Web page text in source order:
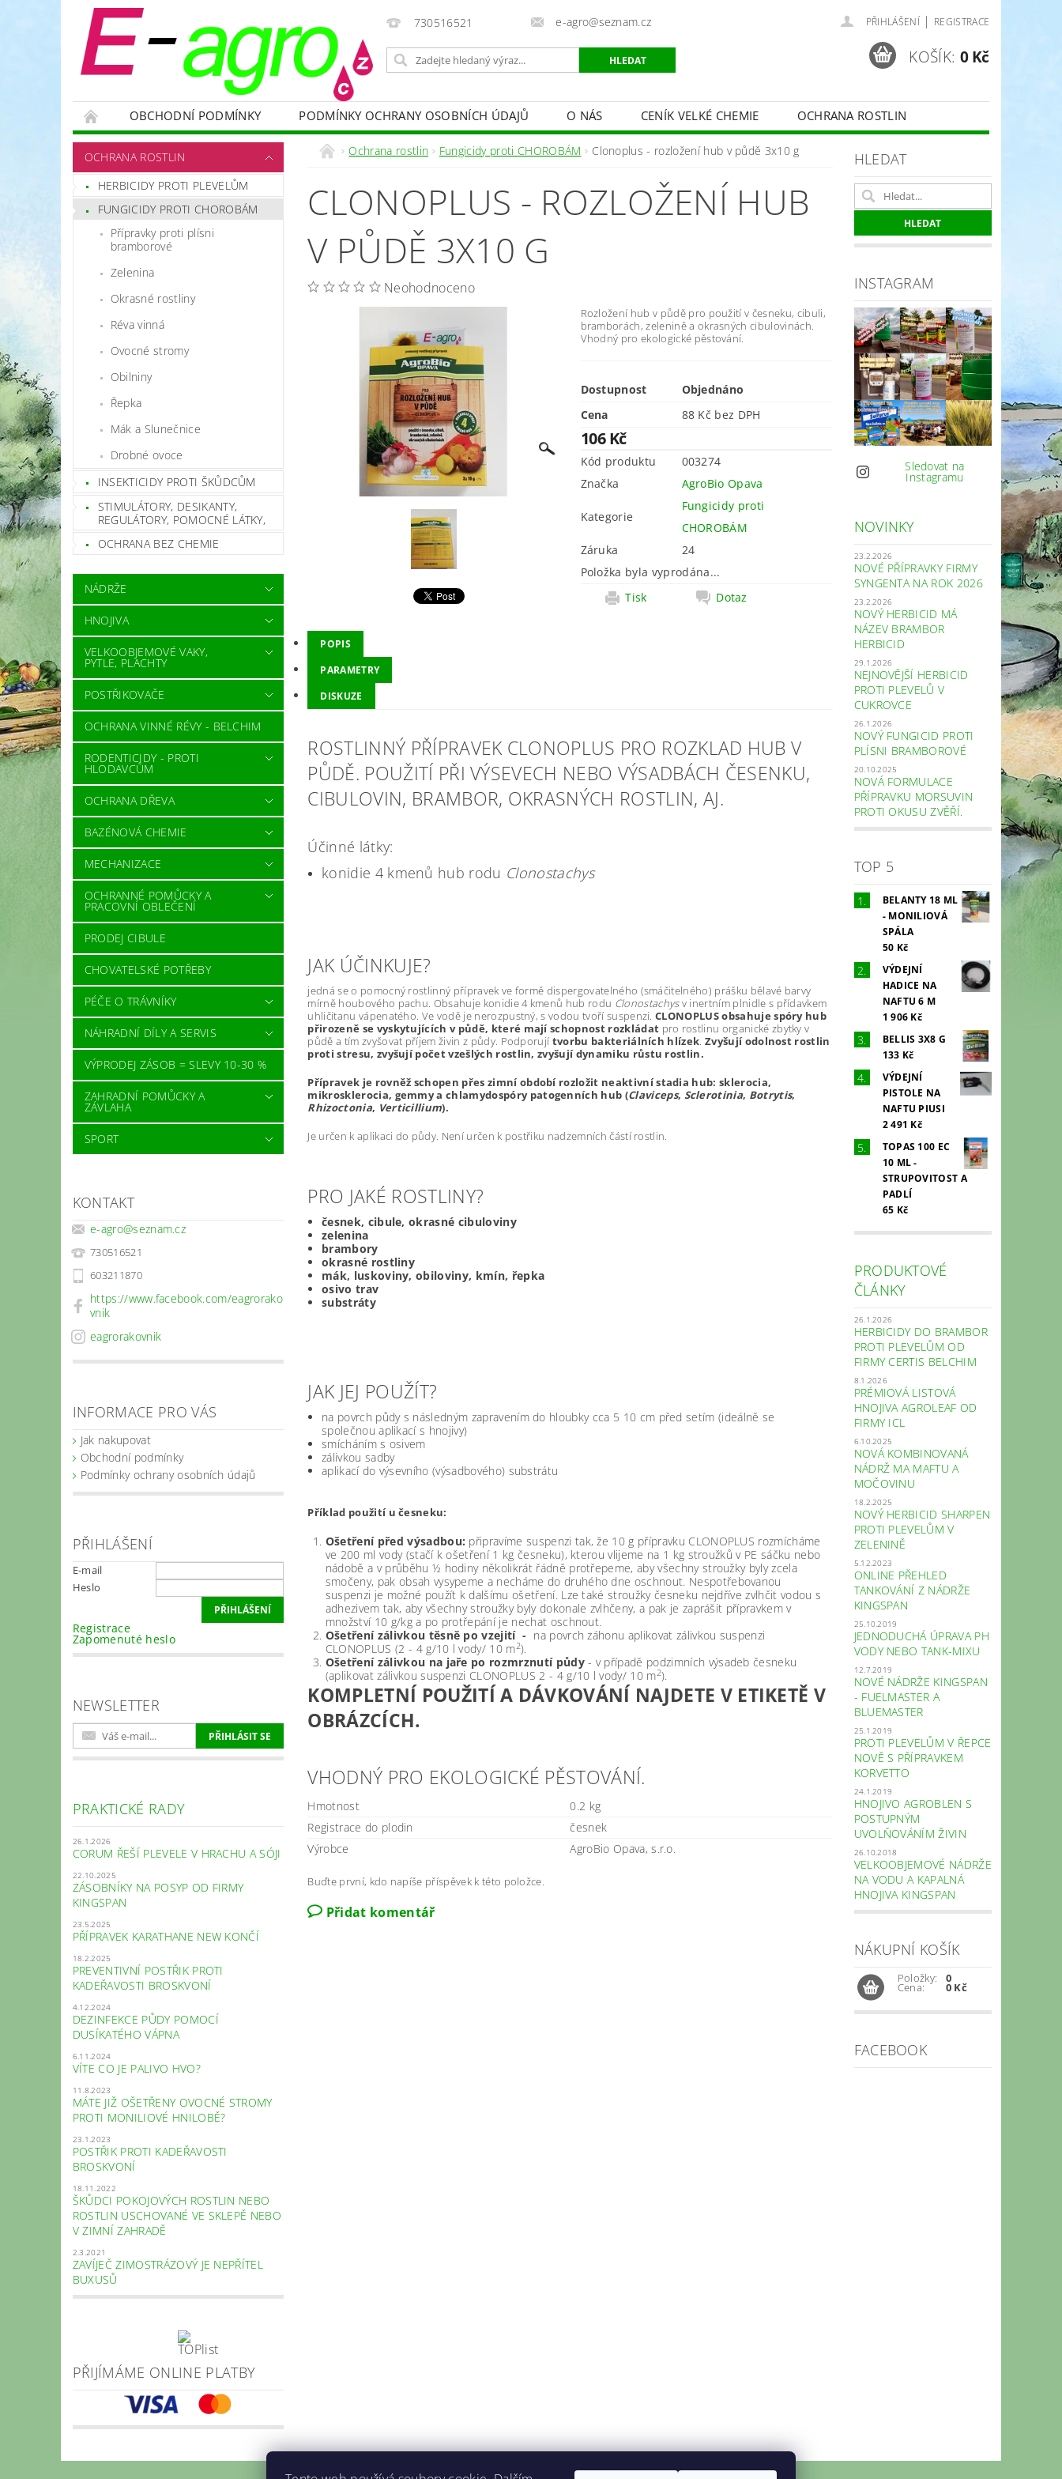
730516521 e-agro@seznam.cz PŘIHLÁŠENÍ | REGISTRACE
KOŠÍK: 0 Kč
OBCHODNÍ PODMÍNKY PODMÍNKY OCHRANY OSOBNÍCH ÚDAJŮ O NÁS CENÍK VELKÉ CHEMIE
OCHRANA ROSTLIN
NÁDRŽE
HNOJIVA VELKOOBJEMOVÉ VAKY, PYTLE, PLACHTY POSTŘIKOVAČE
OCHRANA VINNÉ RÉVY - BELCHIM
RODENTICIDY - PROTI HLODAVCŮM
OCHRANNÉ POMŮCKY A PRACOVNÍ OBLEČENÍ
PRODEJ CIBULE CHOVATELSKÉ POTŘEBY
PÉČE O TRÁVNÍKY
NÁHRADNÍ DÍLY A SERVIS
VÝPRODEJ ZÁSOB = SLEVY 10-30 %
OCHRANA ROSTLIN
HERBICIDY PROTI PLEVELŮM
FUNGICIDY PROTI CHOROBÁM
Přípravky proti plísni
bramborové
Zelenina
Okrasné rostliny
Réva vinná
Ovocné stromy
Obilniny
Řepka
Mák a Slunečnice
Drobné ovoce
INSEKTICIDY PROTI ŠKŮDCŮM
STIMULÁTORY, DESIKANTY,
REGULÁTORY, POMOCNÉ LÁTKY,
OCHRANA BEZ CHEMIE
NÁDRŽE
HNOJIVA
VELKOOBJEMOVÉ VAKY,
PYTLE, PLACHTY
POSTŘIKOVAČE
OCHRANA VINNÉ RÉVY - BELCHIM
RODENTICIDY - PROTI
HLODAVCŮM
OCHRANA DŘEVA
BAZÉNOVÁ CHEMIE
MECHANIZACE
OCHRANNÉ POMŮCKY A
PRACOVNÍ OBLEČENÍ
PRODEJ CIBULE
CHOVATELSKÉ POTŘEBY
PÉČE O TRÁVNÍKY
NÁHRADNÍ DÍLY A SERVIS
VÝPRODEJ ZÁSOB = SLEVY 10-30 %
ZAHRADNÍ POMŮCKY A
ZÁVLAHA
SPORT
KONTAKT
e-agro@seznam.cz
730516521
603211870
https://www.facebook.com/eagrorako
vnik
eagrorakovnik
INFORMACE PRO VÁS
Jak nakupovat
Obchodní podmínky
Podmínky ochrany osobních údajů
PŘIHLÁŠENÍ
E-mail
Heslo
Registrace
Zapomenuté heslo
NEWSLETTER
PRAKTICKÉ RADY
26.1.2026
CORUM ŘEŠÍ PLEVELE V HRACHU A SÓJI
22.10.2025
ZÁSOBNÍKY NA POSYP OD FIRMY
KINGSPAN
23.5.2025
PŘÍPRAVEK KARATHANE NEW KONČÍ
18.2.2025
PREVENTIVNÍ POSTŘIK PROTI
KADEŘAVOSTI BROSKVONÍ
4.12.2024
DEZINFEKCE PŮDY POMOCÍ
DUSÍKATÉHO VÁPNA
6.11.2024
VÍTE CO JE PALIVO HVO?
11.8.2023
MÁTE JIŽ OŠETŘENY OVOCNÉ STROMY
PROTI MONILIOVÉ HNILOBĚ?
23.1.2023
POSTŘIK PROTI KADEŘAVOSTI
BROSKVONÍ
18.11.2022
ŠKŮDCI POKOJOVÝCH ROSTLIN NEBO
ROSTLIN USCHOVANÉ VE SKLEPĚ NEBO
V ZIMNÍ ZAHRADĚ
2.3.2021
ZAVÍJEČ ZIMOSTRÁZOVÝ JE NEPŘÍTEL
BUXUSŮ
PŘIJÍMÁME ONLINE PLATBY
Ochrana rostlin Fungicidy proti CHOROBÁM Clonoplus - rozložení hub v půdě 3x10 g
CLONOPLUS - ROZLOŽENÍ HUB
V PŮDĚ 3X10 G
Neohodnoceno
Rozložení hub v půdě pro použití v česneku, cibuli,
bramborách, zelenině a okrasných cibulovinách.
Vhodný pro ekologické pěstování.
Dostupnost
Objednáno
Cena
88 Kč bez DPH
106 Kč
Kód produktu
003274
Značka
AgroBio Opava
Kategorie
Fungicidy proti
CHOROBÁM
Záruka
24
Položka byla vyprodána...
Tisk
Dotaz
POPIS
PARAMETRY
DISKUZE
ROSTLINNÝ PŘÍPRAVEK CLONOPLUS PRO ROZKLAD HUB V
PŮDĚ. POUŽITÍ PŘI VÝSEVECH NEBO VÝSADBÁCH ČESENKU,
CIBULOVIN, BRAMBOR, OKRASNÝCH ROSTLIN, AJ.
Účinné látky:
konidie 4 kmenů hub rodu Clonostachys
JAK ÚČINKUJE?
jedná se o pomocný rostlinný přípravek ve formě dispergovatelného (smáčitelného) prášku bělavé barvy
mírně houbového pachu. Obsahuje konidie 4 kmenů hub rodu Clonostachysv inertním plnidle s přídavkem
uhličitanu vápenatého. Ve vodě je nerozpustný, s vodou tvoří suspenzi. CLONOPLUS obsahuje spóry hub
přirozeně se vyskytujících v půdě, které mají schopnost rozkládat pro rostlinu organické zbytky v
půdě a tím zvyšovat příjem živin z půdy. Podporují tvorbu bakteriálních hlízek. Zvyšují odolnost rostlin
proti stresu, zvyšují počet vzešlých rostlin, zvyšují dynamiku růstu rostlin.
Přípravek je rovněž schopen přes zimní období rozložit neaktivní stadia hub: sklerocia,
mikrosklerocia, gemmy a chlamydospóry patogenních hub (Claviceps, Sclerotinia, Botrytis,
Rhizoctonia, Verticillium).
Je určen k aplikaci do půdy. Není určen k postřiku nadzemních částí rostlin.
PRO JAKÉ ROSTLINY?
česnek, cibule, okrasné cibuloviny
zelenina
brambory
okrasné rostliny
mák, luskoviny, obiloviny, kmín, řepka
osivo trav
substráty
JAK JEJ POUŽÍT?
na povrch půdy s následným zapravením do hloubky cca 5 10 cm před setím (ideálně se
společnou aplikací s hnojivy)
smícháním s osivem
zálivkou sadby
aplikací do výsevního (výsadbového) substrátu
Příklad použití u česneku:
Ošetření před výsadbou: připravíme suspenzi tak, že 10 g přípravku CLONOPLUS rozmícháme
ve 200 ml vody (stačí k ošetření 1 kg česneku), kterou vlijeme na 1 kg stroužků v PE sáčku nebo
nádobě a v průběhu ½ hodiny několikrát řádně protřepeme, aby všechny stroužky byly zcela
smočeny, pak obsah vysypeme a necháme do druhého dne oschnout. Nespotřebovanou
suspenzi je možné použít k dalšímu ošetření. Lze také stroužky česneku nejdříve zvlhčit vodou s
adhezivem tak, aby všechny stroužky byly dokonale zvlhčeny, a pak je zaprášit přípravkem v
množství 10 g/kg a po protřepání je nechat oschnout.
Ošetření zálivkou těsně po vzejití - na povrch záhonu aplikovat zálivkou suspenzi
CLONOPLUS (2 - 4 g/10 l vody/ 10 m2).
Ošetření zálivkou na jaře po rozmrznutí půdy- v případě podzimních výsadeb česneku
(aplikovat zálivkou suspenzi CLONOPLUS 2 - 4 g/10 l vody/ 10 m2).
KOMPLETNÍ POUŽITÍ A DÁVKOVÁNÍ NAJDETE V ETIKETĚ V
OBRÁZCÍCH.
VHODNÝ PRO EKOLOGICKÉ PĚSTOVÁNÍ.
Hmotnost
0.2 kg
Registrace do plodin
česnek
Výrobce
AgroBio Opava, s.r.o.
Buďte první, kdo napíše příspěvek k této položce.
Přidat komentář
HLEDAT
INSTAGRAM
Sledovat na
Instagramu
NOVINKY
23.2.2026
NOVÉ PŘÍPRAVKY FIRMY
SYNGENTA NA ROK 2026
23.2.2026
NOVÝ HERBICID MÁ
NÁZEV BRAMBOR
HERBICID
29.1.2026
NEJNOVĚJŠÍ HERBICID
PROTI PLEVELŮ V
CUKROVCE
26.1.2026
NOVÝ FUNGICID PROTI
PLÍSNI BRAMBOROVÉ
20.10.2025
NOVÁ FORMULACE
PŘÍPRAVKU MORSUVIN
PROTI OKUSU ZVĚŘÍ.
TOP 5
BELANTY 18 ML
- MONILIOVÁ
SPÁLA
50 Kč
VÝDEJNÍ
HADICE NA
NAFTU 6 M
1 906 Kč
BELLIS 3X8 G
133 Kč
VÝDEJNÍ
PISTOLE NA
NAFTU PIUSI
2 491 Kč
TOPAS 100 EC
10 ML -
STRUPOVITOST A
PADLÍ
65 Kč
PRODUKTOVÉ
ČLÁNKY
26.1.2026
HERBICIDY DO BRAMBOR
PROTI PLEVELŮM OD
FIRMY CERTIS BELCHIM
8.1.2026
PRÉMIOVÁ LISTOVÁ
HNOJIVA AGROLEAF OD
FIRMY ICL
6.10.2025
NOVÁ KOMBINOVANÁ
NÁDRŽ MA MAFTU A
MOČOVINU
18.2.2025
NOVÝ HERBICID SHARPEN
PROTI PLEVELŮM V
ZELENINĚ
5.12.2023
ONLINE PŘEHLED
TANKOVÁNÍ Z NÁDRŽE
KINGSPAN
25.10.2019
JEDNODUCHÁ ÚPRAVA PH
VODY NEBO TANK-MIXU
12.7.2019
NOVÉ NÁDRŽE KINGSPAN
- FUELMASTER A
BLUEMASTER
25.1.2019
PROTI PLEVELŮM V ŘEPCE
NOVĚ S PŘÍPRAVKEM
KORVETTO
24.1.2019
HNOJIVO AGROBLEN S
POSTUPNÝM
UVOLŇOVÁNÍM ŽIVIN
26.10.2018
VELKOOBJEMOVÉ NÁDRŽE
NA VODU A KAPALNÁ
HNOJIVA KINGSPAN
NÁKUPNÍ KOŠÍK
Položky:
Cena:
0
0 Kč
FACEBOOK